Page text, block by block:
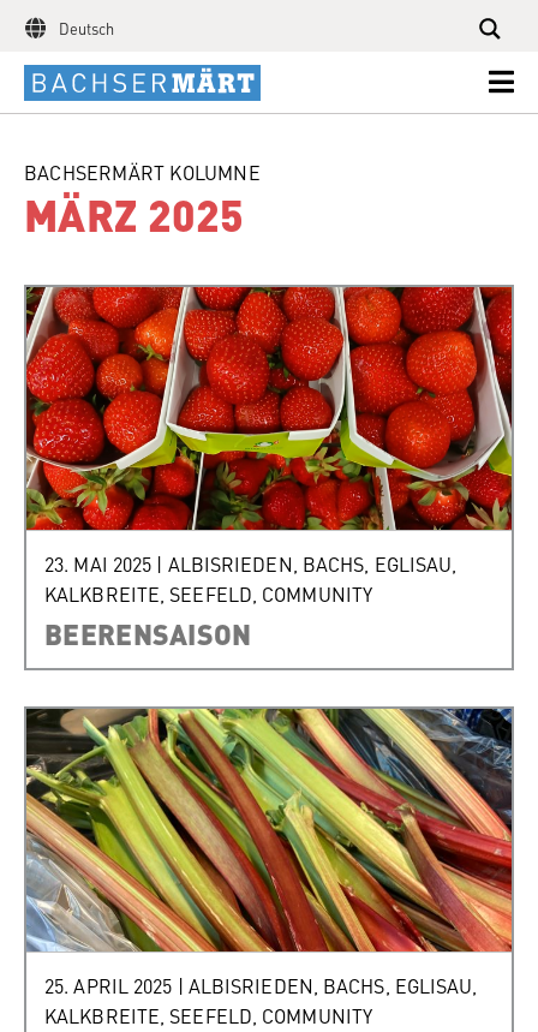
Deutsch
BACHSERMÄRT KOLUMNE
MÄRZ 2025
23. MAI 2025 | ALBISRIEDEN BACHS EGLISAU
KALKBREITE SEEFELD COMMUNITY
BEERENSAISON
25. APRIL 2025 | ALBISRIEDEN BACHS EGLISAU
KALKBREITE SEEFELD COMMUNITY